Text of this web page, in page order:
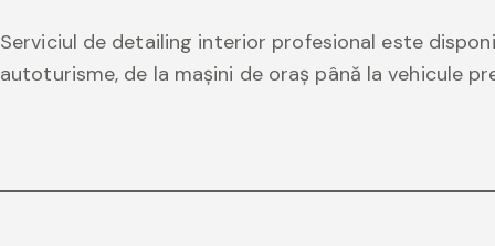
Serviciul de detailing interior profesional este
autoturisme, de la mașini de oraș până la vehicule